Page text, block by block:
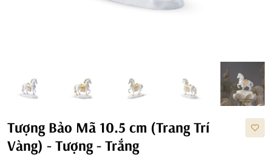
Tượng Bảo Mã 10.5 cm (Trang Trí
Vàng) - Tượng - Trắng